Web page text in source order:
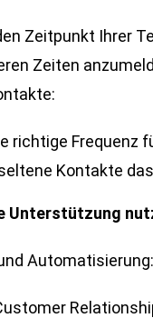
Zeitpunkt Ihrer
Zeiten
richtige Frequenz
Kontakte
Unterstützung
Automatisierung: